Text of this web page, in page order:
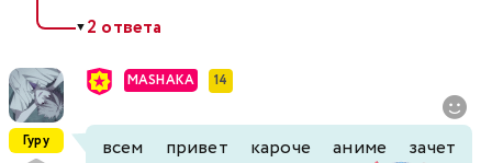
▼2 ответа
Гуру
MASHAKA 14
всем привет кароче аниме зачет